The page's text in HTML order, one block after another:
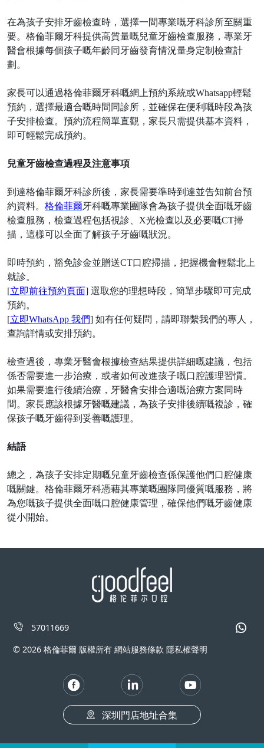
在為孩子安排牙齒檢查時，選擇一間專業嘅牙科診所至關重
要。格倫菲爾牙科提供高質量嘅兒童牙齒檢查服務，專業牙
醫會根據每個孩子嘅年齡同牙齒發育情況量身定制檢查計
劃。
家長可以通過格倫菲爾牙科嘅網上預約系統或Whatsapp輕鬆
預約，選擇最適合嘅時間同診所，並確保在便利嘅時段為孩
子安排檢查。預約流程簡單直觀，家長只需提供基本資料，
即可輕鬆完成預約。
兒童牙齒檢查過程及注意事項
到達格倫菲爾牙科診所後，家長需要準時到達並告知前台預
約資料。 格倫菲爾牙科嘅專業團隊會為孩子提供全面嘅牙齒
檢查服務，檢查過程包括視診、 X光檢查以及必要嘅CT掃
描，這樣可以全面了解孩子牙齒嘅狀況。
即時預約，豁免診金並贈送CT口腔掃描，把握機會輕鬆北上
就診。
[立即前往預約頁面] 選取您的理想時段，簡單步驟即可完成
預約。
[立即WhatsApp 我們] 如有任何疑問，請即聯繫我們的專人，
查詢詳情或安排預約。
檢查過後，專業牙醫會根據檢查結果提供詳細嘅建議，包括
係否需要進一步治療，或者如何改進孩子嘅口腔護理習慣。
如果需要進行後續治療，牙醫會安排合適嘅治療方案同時
間。家長應該根據牙醫嘅建議，為孩子安排後續嘅複診，確
保孩子嘅牙齒得到妥善嘅護理。
結語
總之，為孩子安排定期嘅兒童牙齒檢查係保護他們口腔健康
嘅關鍵。格倫菲爾牙科憑藉其專業嘅團隊同優質嘅服務，將
為您嘅孩子提供全面嘅口腔健康管理，確保他們嘅牙齒健康
從小開始。
57011669
© 2026 格倫菲爾 版權所有 網站服務條款 隱私權聲明
深圳門店地址合集